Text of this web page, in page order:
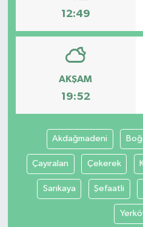
12:49
AKŞAM
19:52
Akdağmadeni
Çayıralan Çekerek
Sarıkaya Şefaatli